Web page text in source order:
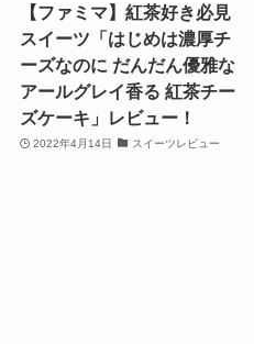
【ファミマ】紅茶好き必見
スイーツ「はじめは濃厚チ
ーズなのに だんだん優雅な
アールグレイ香る 紅茶チー
ズケーキ」レビュー！
2022年4月14日 スイーツレビュー